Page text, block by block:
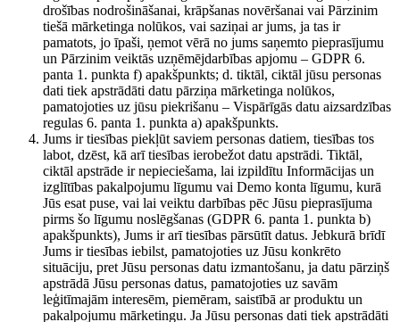
drošības nodrošināšanai, krāpšanas novēršanai vai Pārzinim
tiešā mārketinga nolūkos, vai saziņai ar jums, ja tas ir
pamatots, jo īpaši, ņemot vērā no jums saņemto pieprasījumu
un Pārzinim veiktās uzņēmējdarbības apjomu – GDPR 6.
panta 1. punkta f) apakšpunkts; d. tiktāl, ciktāl jūsu personas
dati tiek apstrādāti datu pārziņa mārketinga nolūkos,
pamatojoties uz jūsu piekrišanu – Vispārīgās datu aizsardzības
regulas 6. panta 1. punkta a) apakšpunkts.
Jums ir tiesības piekļūt saviem personas datiem, tiesības tos
labot, dzēst, kā arī tiesības ierobežot datu apstrādi. Tiktāl,
ciktāl apstrāde ir nepieciešama, lai izpildītu Informācijas un
izglītības pakalpojumu līgumu vai Demo konta līgumu, kurā
Jūs esat puse, vai lai veiktu darbības pēc Jūsu pieprasījuma
pirms šo līgumu noslēgšanas (GDPR 6. panta 1. punkta b)
apakšpunkts), Jums ir arī tiesības pārsūtīt datus. Jebkurā brīdī
Jums ir tiesības iebilst, pamatojoties uz Jūsu konkrēto
situāciju, pret Jūsu personas datu izmantošanu, ja datu pārziņš
apstrādā Jūsu personas datus, pamatojoties uz savām
leģitīmajām interesēm, piemēram, saistībā ar produktu un
pakalpojumu mārketingu. Ja Jūsu personas dati tiek apstrādāti